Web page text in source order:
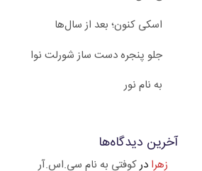
اسکی کنون؛ بعد از سال‌ها
جلو پنجره دست ساز شورلت نوا
به نام نور
آخرین دیدگاه‌ها
زهرا درکوفتی به نام سی.اس.آر